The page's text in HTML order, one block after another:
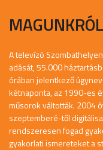
MAGUNKRÓL
A televízó
adását, 55.000
órában jelentkező
kétnaponta, az 1990-es
műsorok váltották. 2004
szeptemberé-től
rendszeresen fogad
gyakorlati ismereteket a